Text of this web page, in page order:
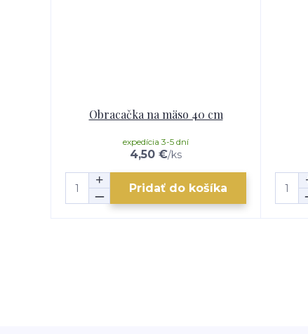
Obracačka na mäso 40 cm
4,50 €/ks
expedícia 3-5 dní
Pridať do košíka